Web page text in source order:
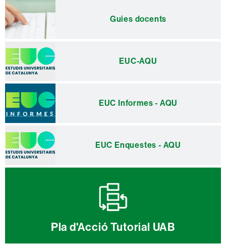
Guies docents
EUC-AQU
EUC Informes - AQU
EUC Enquestes - AQU
Pla d'Acció Tutorial UAB